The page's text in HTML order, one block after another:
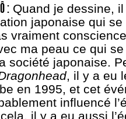
:Quand je dessine, il
japonaise qui
vraiment
ma peau ce qui
société japonaise.
, il y a eu
en 1995, et cet
influencé
il y a eu aussi